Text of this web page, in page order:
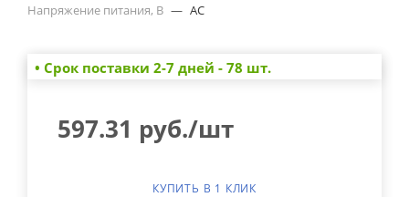
Напряжение питания, В — AC
• Cрок поставки 2-7 дней - 78 шт.
597.31 руб./шт
КУПИТЬ В 1 КЛИК